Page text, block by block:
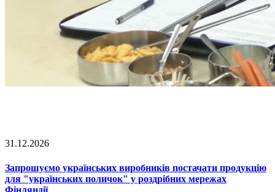
31.12.2026
Запрошуємо українських виробників постачати продукцію
для "українських поличок" у роздрібних мережах
Фінляндії